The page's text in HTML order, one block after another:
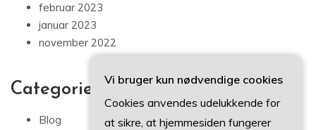
februar 2023
januar 2023
november 2022
Categories
Blog
Vi bruger kun nødvendige cookies
Cookies anvendes udelukkende for
at sikre, at hjemmesiden fungerer